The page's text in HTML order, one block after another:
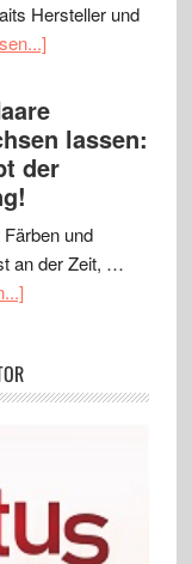
Hersteller und
lassen:
der
und
an der Zeit, …